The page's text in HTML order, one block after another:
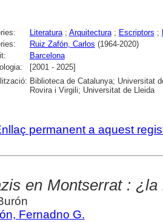
Literatura; Arquitectura; Escriptors ;
Ruiz Zafón, Carlos (1964-2020)
Barcelona
[2001 - 2025]
Biblioteca de Catalunya; Universitat
Rovira i Virgili; Universitat de Lleida
permanent a aquest
en Montserrat :
Fernadno G.